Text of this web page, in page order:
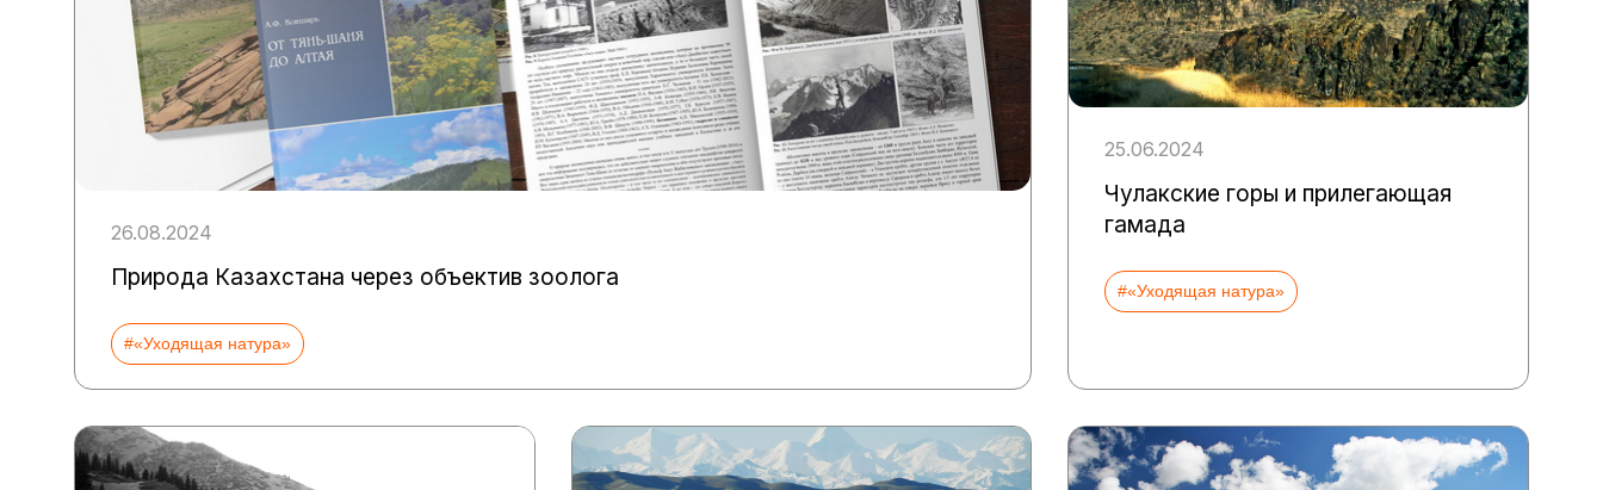
26.08.2024
Природа Казахстана через объектив зоолога
#«Уходящая натура»
25.06.2024
Чулакские горы и прилегающая
гамада
#«Уходящая натура»